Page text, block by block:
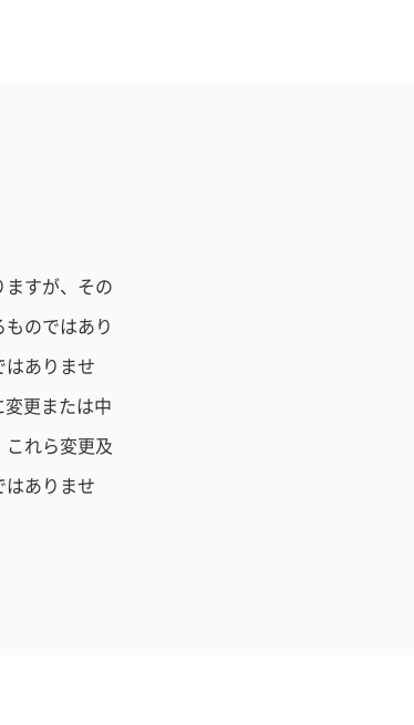
すが、その
のではあり
ありませ
更または中
れら変更及
ありませ